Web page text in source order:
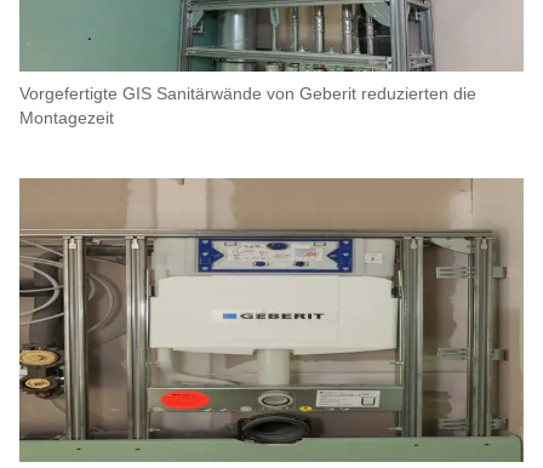
Vorgefertigte GIS Sanitärwände von Geberit reduzierten die
Montagezeit